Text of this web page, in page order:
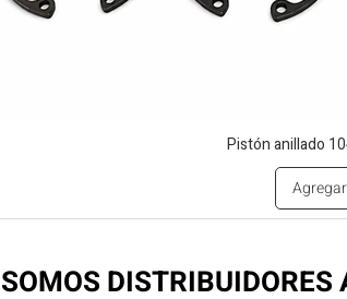
Pistón anillado
SOMOS